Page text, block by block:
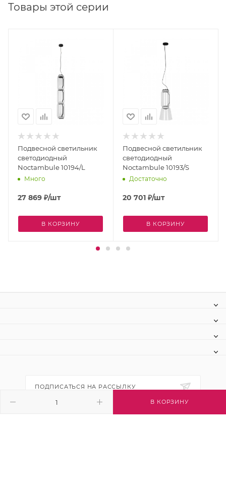
В КОРЗИНУ
Товары этой серии
Подвесной светильник
светодиодный
Noctambule 10194/L
Много
27 869 ₽/шт
В КОРЗИНУ
Подвесной светильник
светодиодный
Noctambule 10193/S
Достаточно
20 701 ₽/шт
В КОРЗИНУ
ПОДПИСАТЬСЯ НА РАССЫЛКУ